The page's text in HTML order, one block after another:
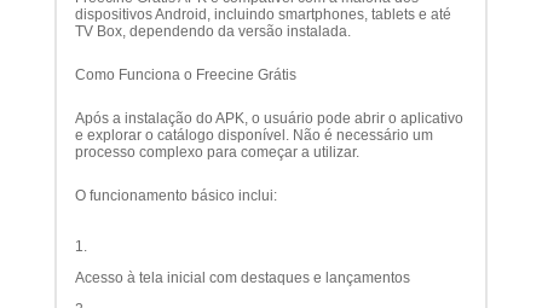
dispositivos Android, incluindo smartphones, tablets e até
TV Box, dependendo da versão instalada.
Como Funciona o Freecine Grátis
Após a instalação do APK, o usuário pode abrir o aplicativo
e explorar o catálogo disponível. Não é necessário um
processo complexo para começar a utilizar.
O funcionamento básico inclui:
Acesso à tela inicial com destaques e lançamentos